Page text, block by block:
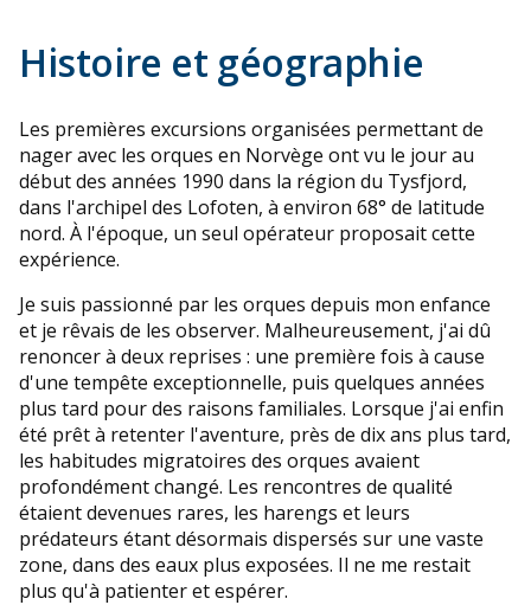
Histoire et géographie
Les premières excursions organisées permettant de
nager avec les orques en Norvège ont vu le jour au
début des années 1990 dans la région du Tysfjord,
dans l'archipel des Lofoten, à environ 68° de latitude
nord. À l'époque, un seul opérateur proposait cette
expérience.
Je suis passionné par les orques depuis mon enfance
et je rêvais de les observer. Malheureusement, j'ai dû
renoncer à deux reprises : une première fois à cause
d'une tempête exceptionnelle, puis quelques années
plus tard pour des raisons familiales. Lorsque j'ai enfin
été prêt à retenter l'aventure, près de dix ans plus tard,
les habitudes migratoires des orques avaient
profondément changé. Les rencontres de qualité
étaient devenues rares, les harengs et leurs
prédateurs étant désormais dispersés sur une vaste
zone, dans des eaux plus exposées. Il ne me restait
plus qu'à patienter et espérer.